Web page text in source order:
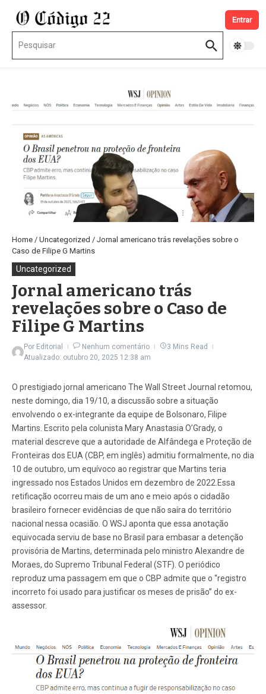
Entrar
Home / Uncategorized / Jornal americano trás revelações sobre o
Caso de Filipe G Martins
Uncategorized
Jornal americano trás
revelações sobre o Caso de
Filipe G Martins
Por Editorial Nenhum comentário
3 Mins Read
Atualizado: outubro 20, 2025 12:38 am
O prestigiado jornal americano The Wall Street Journal retomou,
neste domingo, dia 19/10, a discussão sobre a situação
envolvendo o ex-integrante da equipe de Bolsonaro, Filipe
Martins. Escrito pela colunista Mary Anastasia O’Grady, o
material descreve que a autoridade de Alfândega e Proteção de
Fronteiras dos EUA (CBP, em inglês) admitiu formalmente, no dia
10 de outubro, um equívoco ao registrar que Martins teria
ingressado nos Estados Unidos em dezembro de 2022.Essa
retificação ocorreu mais de um ano e meio após o cidadão
brasileiro fornecer evidências de que não saíra do território
nacional nessa ocasião. O WSJ aponta que essa anotação
equivocada serviu de base no Brasil para embasar a detenção
provisória de Martins, determinada pelo ministro Alexandre de
Moraes, do Supremo Tribunal Federal (STF). O periódico
reproduz uma passagem em que o CBP admite que o “registro
incorreto foi usado para justificar os meses de prisão” do ex-
assessor.